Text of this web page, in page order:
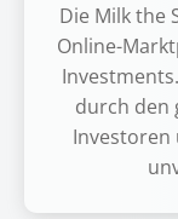
Die Milk the
Online-
durch den